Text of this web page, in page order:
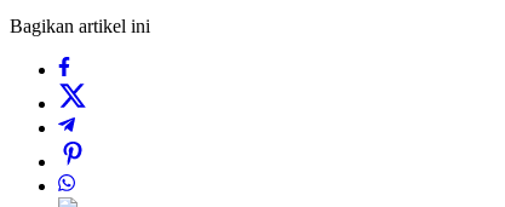
Bagikan artikel ini